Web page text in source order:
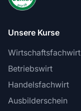
Unsere Kurse
Wirtschaftsfachwirt
Betriebswirt
Handelsfachwirt
Ausbilderschein